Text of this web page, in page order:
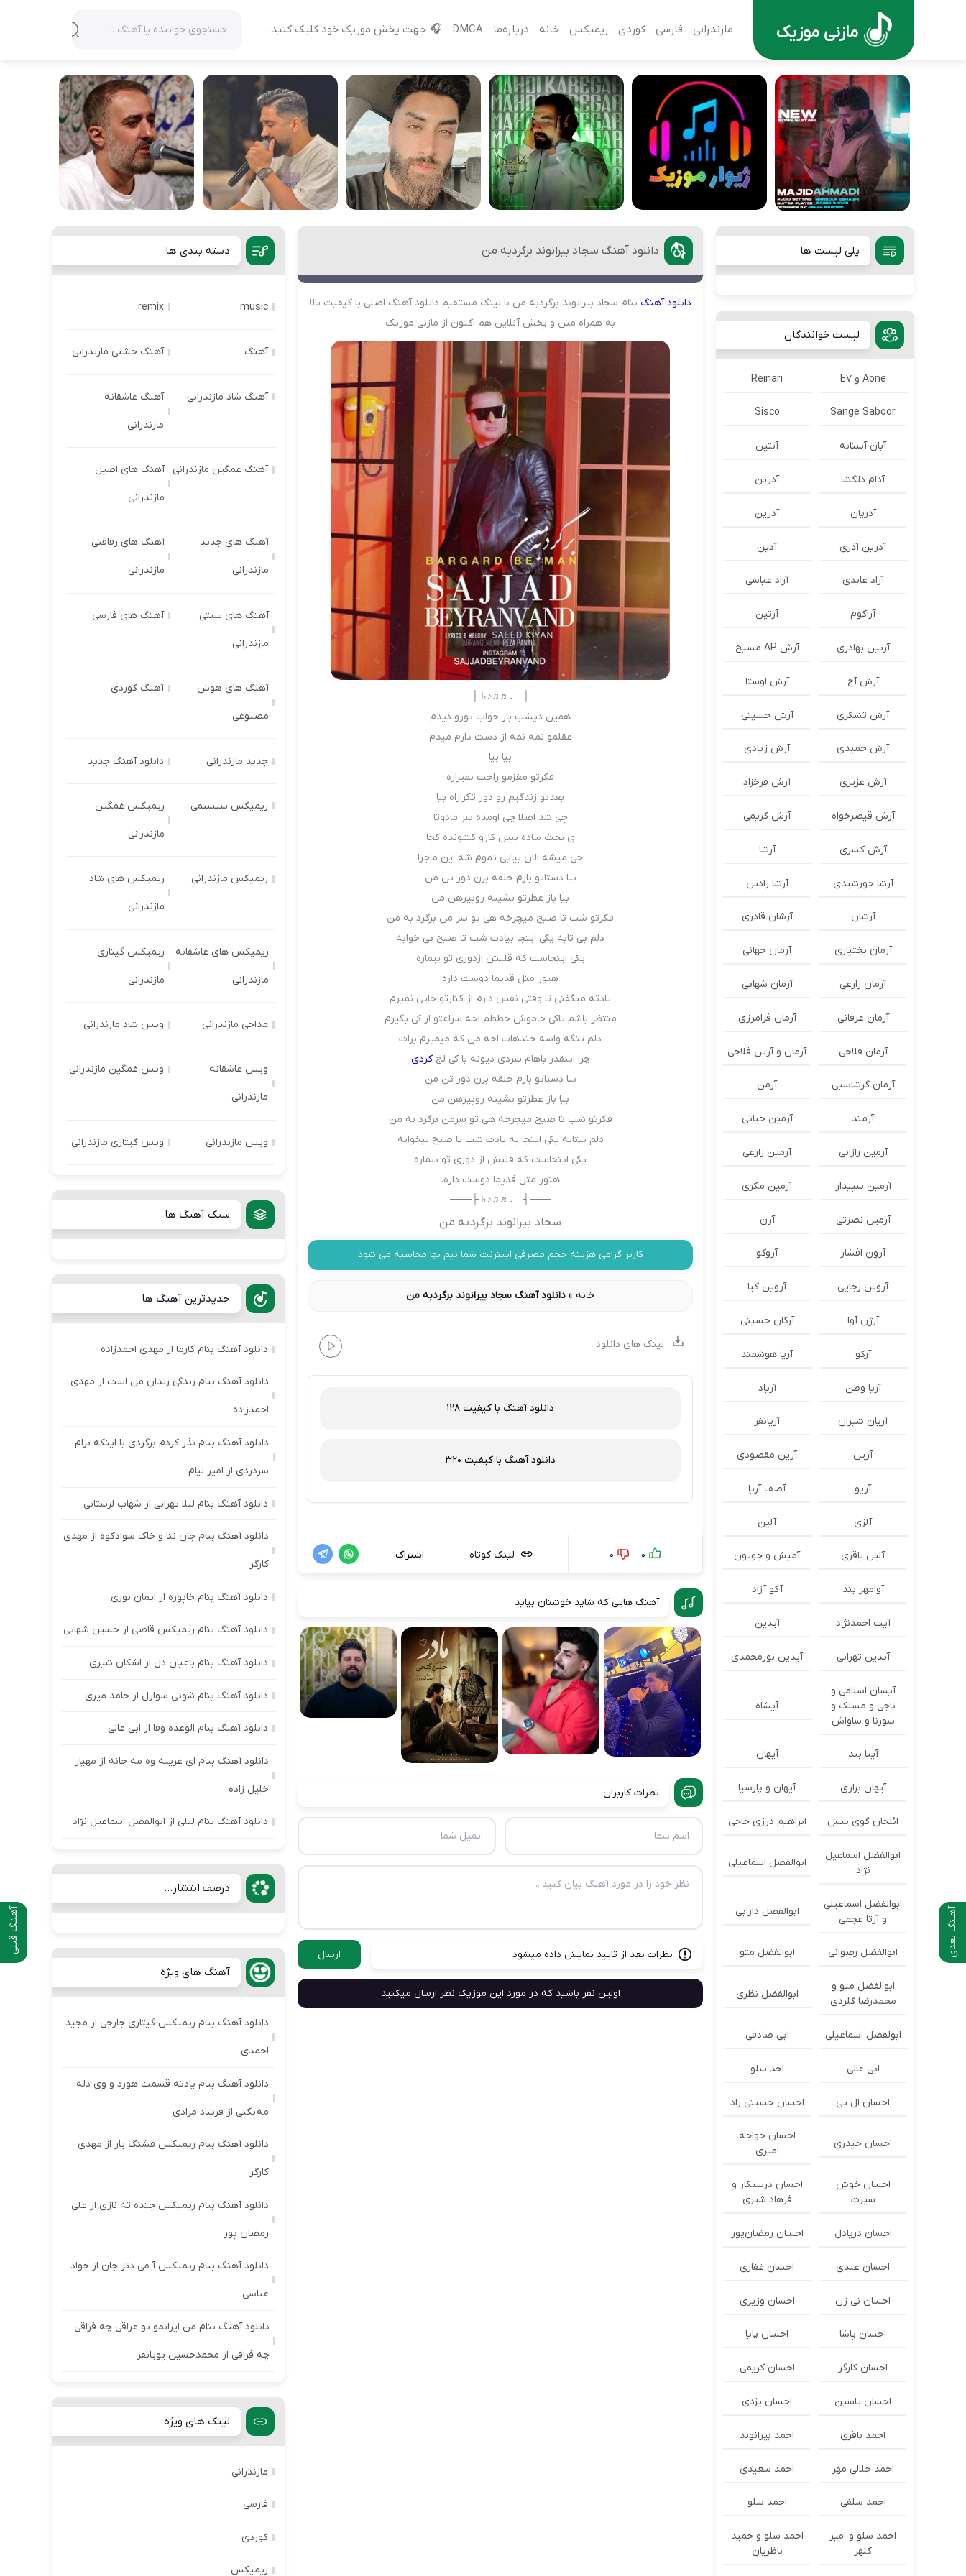
مازنی موزیک مازندرانی فارسی کوردی ریمیکس خانه درباره‌‌ما DMCA 🎧 جهت پخش موزیک خود کلیک کنید…
آهنـگ قبلی آهـنگ بعدی
دانلود آهنگ سجاد بیرانوند برگردبه من
دانلودآهنگ بنام سجاد بیرانوند برگردبه من با لینک مستقیم دانلود آهنگ اصلی با کیفیت بالا
به همراه متن و پخش آنلاین هم اکنون از مازنی موزیک
───┤ ♩♬♫♪♭ ├───
همین دیشب باز خواب تورو دیدم
عقلمو نمه نمه از دست دارم میدم
بیا بیا
فکرتو مغزمو راحت نمیزاره
بعدتو زندگیم رو دور تکراراه بیا
چی شد اصلا چی اومده سر مادوتا
ی بحث ساده ببین کارو کشونده کجا
چی میشه الان بیایی تموم شه این ماجرا
بیا دستاتو بازم حلقه بزن دور تن من
بیا باز عطرتو بشینه روپیرهن من
فکرتو شب تا صبح میچرخه هی تو سر من برگرد به من
دلم بی تابه یکی اینجا بیادت شب تا صبح بی خوابه
یکی اینجاست که قلبش ازدوری تو بیماره
هنوز مثل قدیما دوست داره
یادته میگفتی تا وقتی نفس دارم از کنارتو جایی نمیرم
منتظر باشم تاکی خاموش خططم اخه سراغتو از کی بگیرم
دلم تنگه واسه خندهات اخه من که میمیرم برات
چرا اینقدر باهام سردی دیونه با کی لجکردی
بیا دستاتو بازم حلقه بزن دور تن من
بیا باز عطرتو بشینه روپیرهن من
فکرتو شب تا صبح میچرخه هی تو سرمن برگرد به من
دلم بیتابه یکی اینجا به یادت شب تا صبح بیخوابه
یکی اینجاست که قلبش از دوری تو بیماره
هنوز مثل قدیما دوست داره.
───┤ ♩♬♫♪♭ ├───
سجاد بیرانوند برگردبه من
کاربر گرامی هزینه حجم مصرفی اینترنت شما نیم بها محاسبه می شود
خانه » دانلود آهنگ سجاد بیرانوند برگردبه من
لینک های دانلود
دانلود آهنگ با کیفیت 128
دانلود آهنگ با کیفیت 320
0
0 لینک کوتاه اشتراک
آهنگ هایی که شاید خوشتان بیاید
نظرات کاربران
نظرات بعد از تایید نمایش داده میشود ارسال
اولین نفر باشید که در مورد این موزیک نظر ارسال میکنید
پلی لیست ها
لیست خوانندگان
Aone و E7 Reinari
Sange Saboor
Sisco
آبان آستانه آبتین
آدام دلگشا آدرين
آدریان آدرین
آدرین آذری آدین
آراد عابدی آراد عباسی
آراکوم آرتین
آرتین بهادری آرش AP مسیح
آرش آج آرش اوستا
آرش تشکری آرش حسینی
آرش حمیدی آرش زیادی
آرش عزیزی آرش فرخزاد
آرش قیصرخواه آرش کریمی
آرش کسری آرشا
آرشا خورشیدی آرشا رادین
آرشان آرشان قادری
آرمان بختیاری آرمان جهانی
آرمان زارعی آرمان شهابی
آرمان عرفانی آرمان فرامرزی
آرمان فلاحی آرمان و آرین فلاحی
آرمان گرشاسبی آرمن
آرمند آرمین حیاتی
آرمین رازانی آرمین زارعی
آرمین سپیدار آرمین مکری
آرمین نصرتی آرن
آرون افشار آروکو
آروین رجایی آروین کیا
آرژن آوا آرکان حسینی
آرکو آریا هوشمند
آریا وطن آریاد
آریان شیران آریانفر
آرین آرین مقصودی
آریو آصف آریا
آلزی آلین
آلین باقری آمیش و جویون
آوامهر بند آکو آزاد
آیت احمدنژاد آیدین
آیدین تهرانی آیدین نورمحمدی
آیسان اسلامی و
ناجی و مسلک و
سورنا و ساواش
آیشاه
آینا بند آیهان
آیهان بزازی آیهان و پارسیا
ائلخان گوی سس ابراهیم درزی حاجی
ابوالفضل اسماعیل
نژاد
ابوالفضل اسماعیلی
ابوالفضل اسماعیلی
و آرتا عجمی
ابوالفضل دارابی
ابوالفضل رضوانی ابوالفضل متو
ابوالفضل متو و
محمدرضا گلردی
ابوالفضل نظری
ابولفضل اسماعیلی ابی صادقی
ابی عالی احد سلو
احسان ال پی احسان حسینی راد
احسان حیدری
احسان خواجه
امیری
احسان خوش
سیرت
احسان درستكار و
فرهاد شيرى
احسان دریادل احسان رمضان‌پور
احسان عبدی احسان غفاری
احسان نی زن احسان وزیری
احسان پاشا احسان پایا
احسان کارگر احسان کریمی
احسان یاسین احسان یزدی
احمد باقری احمد بیرانوند
احمد جلالی مهر احمد سعیدی
احمد سلفی احمد سلو
احمد سلو و امیر
کلهر
احمد سلو و حمید
ناظریان
دسته بندی ها
music
remix
آهنگ آهنگ جشنی مازندرانی
آهنگ شاد مازندرانی آهنگ عاشقانه
مازندرانی
آهنگ غمگین مازندرانی آهنگ های اصیل
مازندرانی
آهنگ های جدید
مازندرانی
آهنگ های رفاقتی
مازندرانی
آهنگ های سنتی
مازندرانی
آهنگ های فارسی
آهنگ های هوش
مصنوعی
آهنگ کوردی
جدید مازندرانی دانلود آهنگ جدید
ریمیکس سیستمی ریمیکس غمگین
مازندرانی
ریمیکس مازندرانی ریمیکس های شاد
مازندرانی
ریمیکس های عاشقانه
مازندرانی
ریمیکس گیتاری
مازندرانی
مداحی مازندرانی ویس شاد مازندرانی
ویس عاشقانه
مازندرانی
ویس غمگین مازندرانی
ویس مازندرانی ویس گیتاری مازندرانی
سبک آهنگ ها
جدیدترین آهنگ ها
دانلود آهنگ بنام کارما از مهدی احمدزاده
دانلود آهنگ بنام زندگی زندان من است از مهدی
احمدزاده
دانلود آهنگ بنام نذر کردم برگردی با اینکه برام
سردردی از امیر لیام
دانلود آهنگ بنام لیلا تهرانی از شهاب لرستانی
دانلود آهنگ بنام جان ننا و خاک سوادکوه از مهدی
کارگر
دانلود آهنگ بنام خاپوره از ایمان نوری
دانلود آهنگ بنام ریمیکس قاضی از حسین شهابی
دانلود آهنگ بنام باغبان دل از اشکان شیری
دانلود آهنگ بنام شوتی سوارل از حامد میری
دانلود آهنگ بنام الوعده وفا از ابی عالی
دانلود آهنگ بنام ای غریبه وه مه جانه از مهیار
خلیل زاده
دانلود آهنگ بنام لیلی از ابوالفضل اسماعیل نژاد
درصف انتشار...
آهنگ های ویژه
دانلود آهنگ بنام ریمیکس گیتاری جارچی از مجید
احمدی
دانلود آهنگ بنام یادته قسمت هورد و وی دله
مه نکنی از فرشاد مرادی
دانلود آهنگ بنام ریمیکس قشنگ یار از مهدی
کارگر
دانلود آهنگ بنام ریمیکس چنده ته نازی از علی
رمضان پور
دانلود آهنگ بنام ریمیکس آ می دتر جان از جواد
عباسی
دانلود آهنگ بنام من ایرانمو تو عراقی چه فراقی
چه فراقی از محمدحسین پویانفر
لینک های ویژه
مازندرانی
فارسی
کوردی
ریمیکس